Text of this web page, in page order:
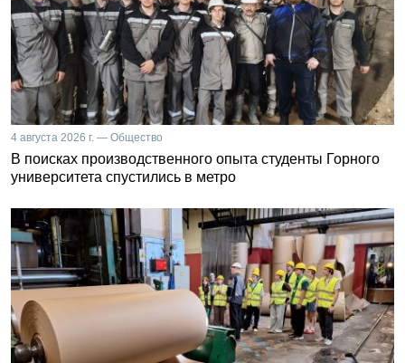
4 августа 2026 г. — Общество
В поисках производственного опыта студенты Горного
университета спустились в метро